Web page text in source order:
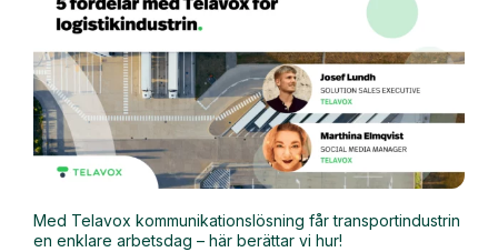
Med Telavox kommunikationslösning får transportindustrin
en enklare arbetsdag – här berättar vi hur!